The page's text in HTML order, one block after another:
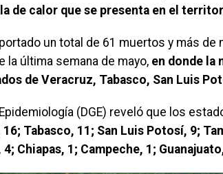
de calor que se presenta en el
un total de 61 muertos y más
la última semana de mayo, en donde la
de Veracruz, Tabasco, San Luis
(DGE) reveló que los
Tabasco, 11; San Luis Potosí, 9;
Chiapas, 1; Campeche, 1;